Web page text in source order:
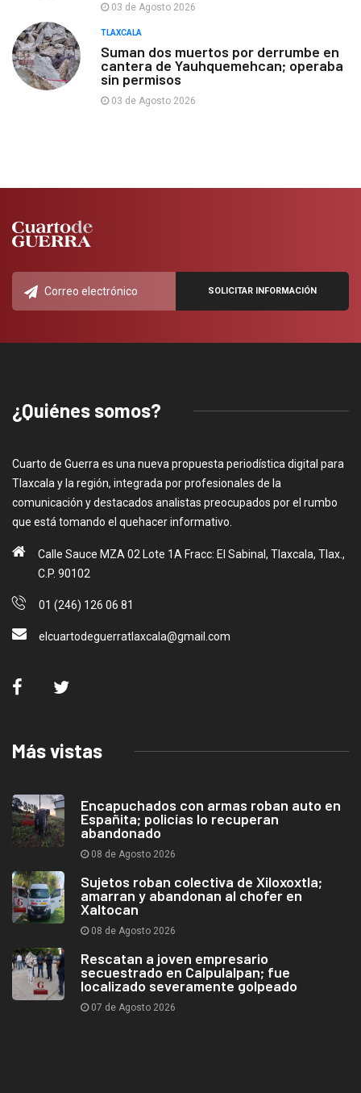
03 de Agosto 2026
TLAXCALA
Suman dos muertos por derrumbe en
cantera de Yauhquemehcan; operaba
sin permisos
03 de Agosto 2026
¿Quiénes somos?
Cuarto de Guerra es una nueva propuesta periodística digital para
Tlaxcala y la región, integrada por profesionales de la
comunicación y destacados analistas preocupados por el rumbo
que está tomando el quehacer informativo.
Calle Sauce MZA 02 Lote 1A Fracc: El Sabinal, Tlaxcala, Tlax.,
C.P. 90102
01 (246) 126 06 81
elcuartodeguerratlaxcala@gmail.com
Más vistas
Encapuchados con armas roban auto en
Españita; policías lo recuperan
abandonado
08 de Agosto 2026
Sujetos roban colectiva de Xiloxoxtla;
amarran y abandonan al chofer en
Xaltocan
08 de Agosto 2026
Rescatan a joven empresario
secuestrado en Calpulalpan; fue
localizado severamente golpeado
07 de Agosto 2026